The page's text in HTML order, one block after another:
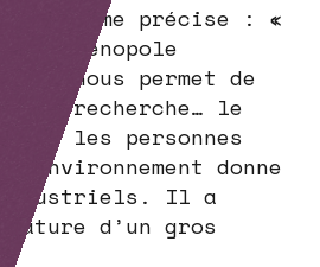
précise : «
à Genopole
qui nous permet de
à la recherche… le
les personnes
environnement donne
industriels. Il a
d’un gros